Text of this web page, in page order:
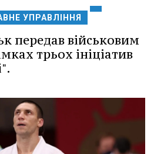
УПРАВЛІННЯ
передав військовим
трьох ініціатив